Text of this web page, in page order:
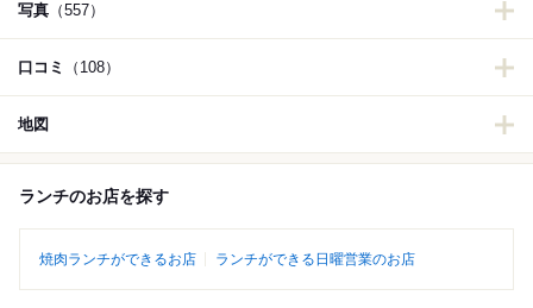
写真 （557）
口コミ （108）
地図
ランチのお店を探す
焼肉ランチができるお店 ランチができる日曜営業のお店